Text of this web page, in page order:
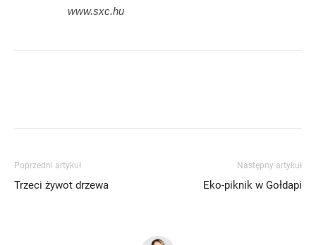
www.sxc.hu
Poprzedni artykuł
Trzeci żywot drzewa
Następny artykuł
Eko-piknik w Gołdapi